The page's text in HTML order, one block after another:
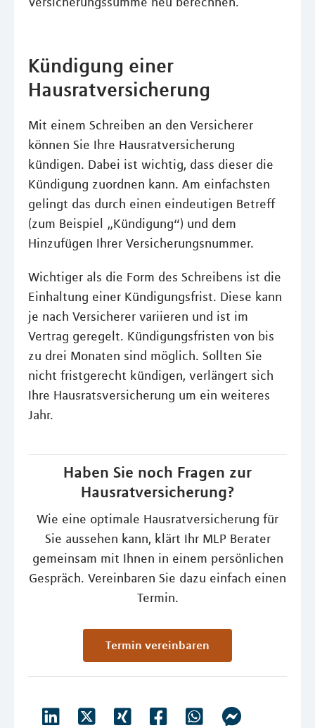
Kündigung einer
Hausratversicherung
Mit einem Schreiben an den Versicherer
können Sie Ihre Hausratversicherung
kündigen. Dabei ist wichtig, dass dieser die
Kündigung zuordnen kann. Am einfachsten
gelingt das durch einen eindeutigen Betreff
(zum Beispiel „Kündigung“) und dem
Hinzufügen Ihrer Versicherungsnummer.
Wichtiger als die Form des Schreibens ist die
Einhaltung einer Kündigungsfrist. Diese kann
je nach Versicherer variieren und ist im
Vertrag geregelt. Kündigungsfristen von bis
zu drei Monaten sind möglich. Sollten Sie
nicht fristgerecht kündigen, verlängert sich
Ihre Hausratsversicherung um ein weiteres
Jahr.
Haben Sie noch Fragen zur
Hausratversicherung?
Wie eine optimale Hausratversicherung für
Sie aussehen kann, klärt Ihr MLP Berater
gemeinsam mit Ihnen in einem persönlichen
Gespräch. Vereinbaren Sie dazu einfach einen
Termin.
Termin vereinbaren